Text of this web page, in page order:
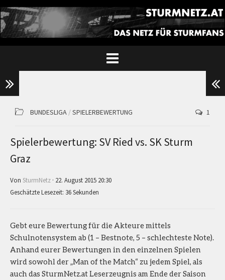
BUNDESLIGA /SPIELERBEWERTUNG 1
Spielerbewertung: SV Ried vs. SK Sturm
Graz
Von SturmNetz · 22. August 2015 20:30
Geschätzte Lesezeit: 36 Sekunden
Gebt eure Bewertung für die Akteure mittels
Schulnotensystem ab (1 – Bestnote, 5 – schlechteste Note).
Anhand eurer Bewertungen in den einzelnen Spielen
wird sowohl der „Man of the Match“ zu jedem Spiel, als
auch das SturmNetz.at Leserzeugnis am Ende der Saison